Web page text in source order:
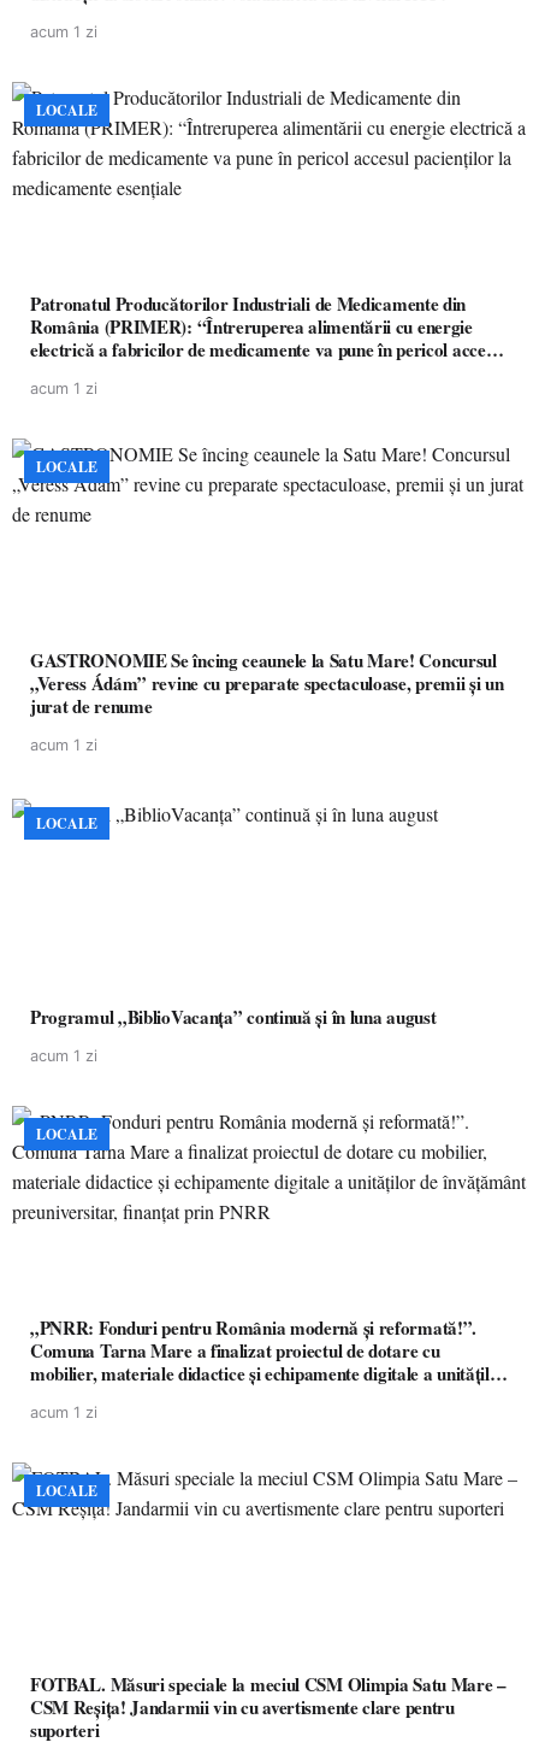
acum 1 zi
LOCALE
Patronatul Producătorilor Industriali de Medicamente din
România (PRIMER): “Întreruperea alimentării cu energie
electrică a fabricilor de medicamente va pune în pericol accesul
acum 1 zi
LOCALE
GASTRONOMIE Se încing ceaunele la Satu Mare! Concursul
„Veress Ádám” revine cu preparate spectaculoase, premii și un
jurat de renume
acum 1 zi
LOCALE
Programul „BiblioVacanța” continuă și în luna august
acum 1 zi
LOCALE
„PNRR: Fonduri pentru România modernă și reformată!”.
Comuna Tarna Mare a finalizat proiectul de dotare cu
mobilier, materiale didactice și echipamente digitale a unităților
acum 1 zi
LOCALE
FOTBAL. Măsuri speciale la meciul CSM Olimpia Satu Mare –
CSM Reșița! Jandarmii vin cu avertismente clare pentru
suporteri